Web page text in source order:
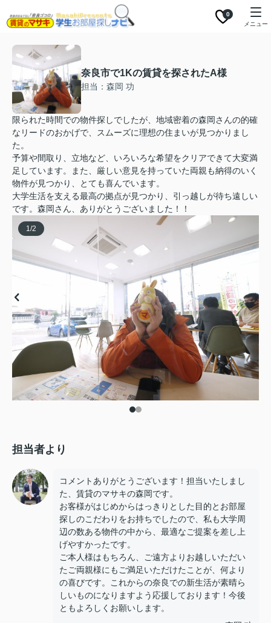
0
メニュー
奈良市で1Kの賃貸を探されたA様
担当：森岡 功
限られた時間での物件探しでしたが、地域密着の森岡さんの的確
なリードのおかげで、スムーズに理想の住まいが見つかりまし
た。
予算や間取り、立地など、いろいろな希望をクリアできて大変満
足しています。また、厳しい意見を持っていた両親も納得のいく
物件が見つかり、とても喜んでいます。
大学生活を支える最高の拠点が見つかり、引っ越しが待ち遠しい
です。森岡さん、ありがとうございました！！
1/2
担当者より
コメントありがとうございます！担当いたしまし
た、賃貸のマサキの森岡です。
お客様がはじめからはっきりとした目的とお部屋
探しのこだわりをお持ちでしたので、私も大学周
辺の数ある物件の中から、最適なご提案を差し上
げやすかったです。
ご本人様はもちろん、ご遠方よりお越しいただい
たご両親様にもご満足いただけたことが、何より
の喜びです。これからの奈良での新生活が素晴ら
しいものになりますよう応援しております！今後
ともよろしくお願いします。